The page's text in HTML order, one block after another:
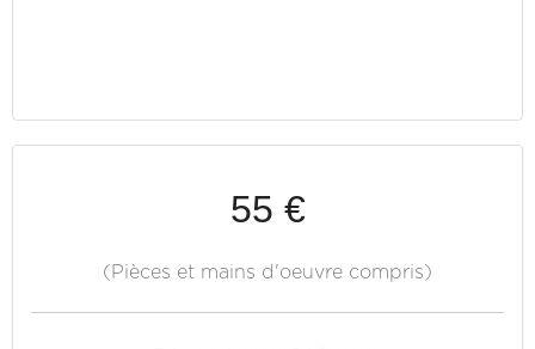
55 €
(Pièces et mains d'oeuvre compris)